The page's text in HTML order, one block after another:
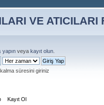
yapın veya kayıt olun
kalma süresini giriniz
Kayıt Ol